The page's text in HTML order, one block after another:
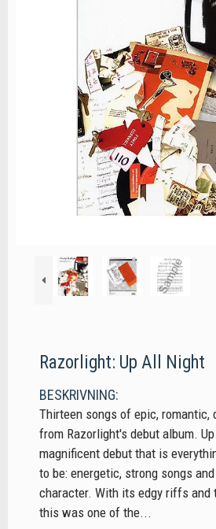
Razorlight: Up All Night
BESKRIVNING:
Thirteen songs of epic, romantic,
from Razorlight's debut album.
magnificent debut that is
to be: energetic, strong songs
character. With its edgy riffs and
this was one of the...